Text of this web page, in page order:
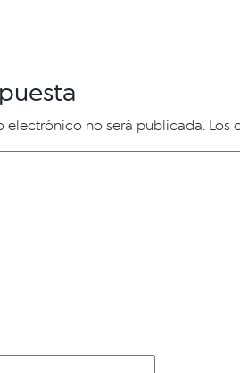
electrónico no será publicada. Los